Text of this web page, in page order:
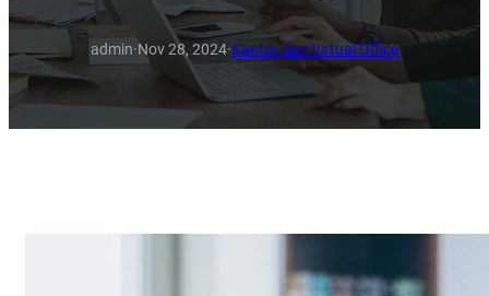
admin·Nov 28, 2024·Kantor dan Virtual Office